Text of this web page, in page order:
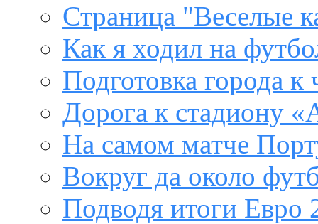
Страница "Веселые
Как я ходил на
Подготовка города к
Дорога к стадиону
На самом матче
Вокруг да около
Подводя итоги Евро